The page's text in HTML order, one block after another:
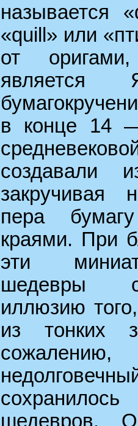
называется
«quill» или
от
является
в конце 14
создавали
закручивая
пера
краями. При
эти
шедевры
иллюзию
из тонких
шедевров.